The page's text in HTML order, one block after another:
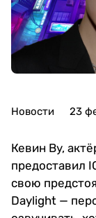
Новости 23
Кевин Ву,
предоставил
свою
Daylight —